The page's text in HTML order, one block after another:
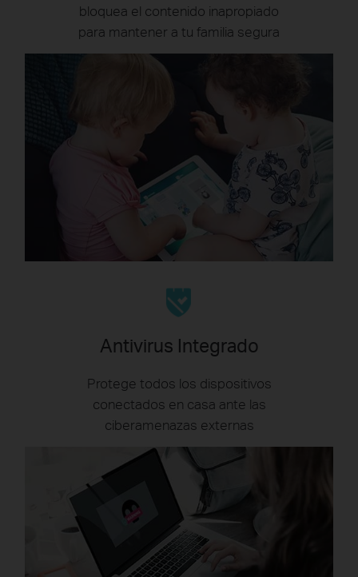
bloquea el contenido inapropiado
para mantener a tu familia segura
Antivirus Integrado
Protege todos los dispositivos
conectados en casa ante las
ciberamenazas externas